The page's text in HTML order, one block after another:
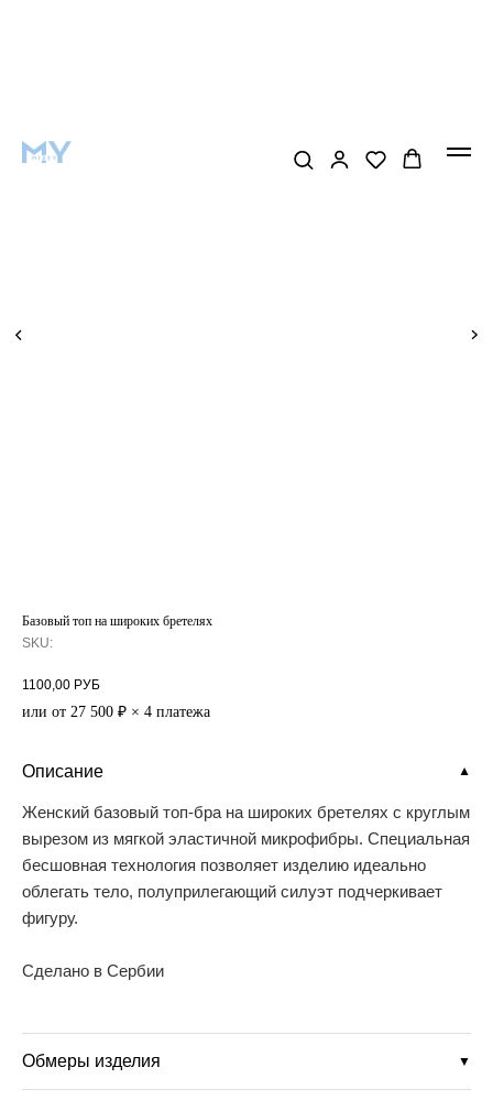
Базовый топ на широких бретелях
SKU:
1100,00 РУБ
или от 27 500 ₽ × 4 платежа
Описание ▼
Женский базовый топ-бра на широких бретелях с круглым
вырезом из мягкой эластичной микрофибры. Специальная
бесшовная технология позволяет изделию идеально
облегать тело, полуприлегающий силуэт подчеркивает
фигуру.
Сделано в Сербии
Обмеры изделия ▼